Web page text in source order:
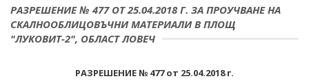
СТРАТЕГИИ И ПОЛИТИКИ
СТАТИСТИКА И АНАЛИЗИ
РАЗРЕШЕНИЕ № 477 ОТ 25.04.2018 Г. ЗА ПРОУЧВАНЕ НА
СКАЛНООБЛИЦОВЪЧНИ МАТЕРИАЛИ В ПЛОЩ
"ЛУКОВИТ-2", ОБЛАСТ ЛОВЕЧ
РАЗРЕШЕНИЕ № 477 от 25.04.2018г.